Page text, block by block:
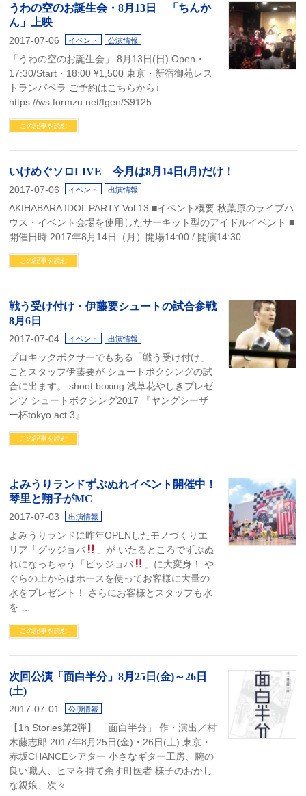
うわの空のお誕生会・8月13日 「ちんか
ん」上映
2017-07-06 イベント 公演情報
「うわの空のお誕生会」 8月13日(日) Open・
17:30/Start・18:00 ¥1,500 東京・新宿御苑レス
トランパペラ ご予約はこちらから↓
https://ws.formzu.net/fgen/S9125 …
この記事を読む
いけめぐソロLIVE 今月は8月14日(月)だけ！
2017-07-06 イベント 出演情報
AKIHABARA IDOL PARTY Vol.13 ■イベント概要 秋葉原のライブハ
ウス・イベント会場を使用したサーキット型のアイドルイベント ■
開催日時 2017年8月14日（月）開場14:00 / 開演14:30 …
この記事を読む
戦う受け付け・伊藤要シュートの試合参戦
8月6日
2017-07-04 イベント 出演情報
プロキックボクサーでもある「戦う受け付け」
ことスタッフ伊藤要が シュートボクシングの試
合に出ます。 shoot boxing 浅草花やしきプレゼ
ンツ シュートボクシング2017 『ヤングシーザ
ー杯tokyo act.3』 …
この記事を読む
よみうりランドずぶぬれイベント開催中！
琴里と翔子がMC
2017-07-03 出演情報
よみうりランドに昨年OPENしたモノづくりエ
リア「グッジョバ
」が いたるところでずぶぬ
れになっちゃう「ビッジョバ
」に大変身！ や
ぐらの上からはホースを使ってお客様に大量の
水をプレゼント！ さらにお客様とスタッフも水
を …
この記事を読む
次回公演「面白半分」8月25日(金)～26日
(土)
2017-07-01 公演情報
【1h Stories第2弾】 「面白半分」 作・演出／村
木藤志郎 2017年8月25日(金)・26日(土) 東京・
赤坂CHANCEシアター 小さなギター工房、腕の
良い職人、ヒマを持て余す町医者 様子のおかし
な親娘、次々 …